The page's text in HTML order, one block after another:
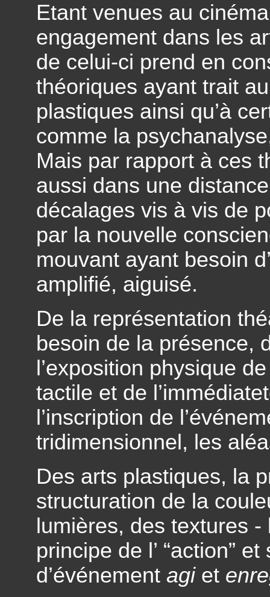
Etant venues au
engagement dans les
de celui-ci prend en
théoriques ayant trait
plastiques ainsi qu’à
comme la
Mais par rapport à ces
aussi dans une
décalages vis à vis de
par la nouvelle
mouvant ayant besoin
amplifié, aiguisé.
De la représentation
besoin de la présence,
l’exposition physique
tactile et de
l’inscription de
tridimensionnel, les
Des arts plastiques, la
structuration de la
lumières, des textures
principe de l’ “action”
d’événement agiet